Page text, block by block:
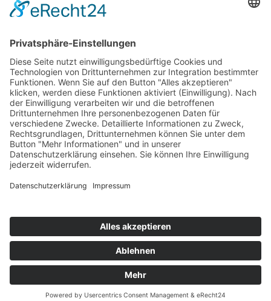
Kontakt Newsletter
Copyright© 2022-2026 Bewusst Brüggen -
Gemeindeverwaltung Brüggen der Bürgermeister.
Alle Rechte vorbehalten.